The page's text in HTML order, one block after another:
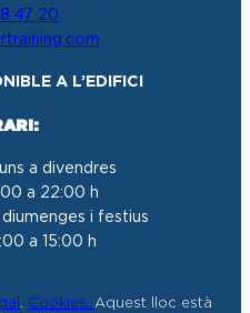
47 20
A L’EDIFICI
a divendres
a 22:00 h
diumenges i festius
a 15:00 h
. Cookies. Aquest lloc està